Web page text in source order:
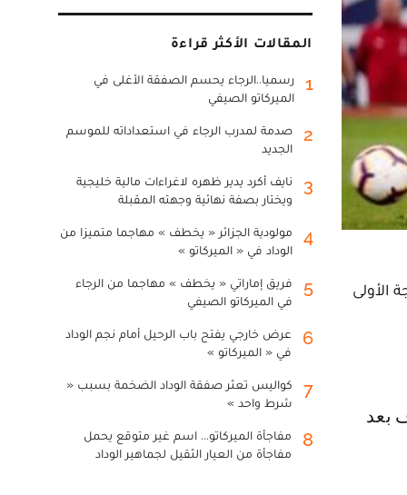
الأولى
المقالات الأكثر قراءة
1
رسميا..الرجاء يحسم الصفقة الأغلى في
الميركاتو الصيفي
2
صدمة لمدرب الرجاء في استعداداته للموسم
الجديد
3
نايف أكرد يدير ظهره لاغراءات مالية خليجية
ويختار بصفة نهائية وجهته المقبلة
4
مولودية الجزائر « يخطف » مهاجما متميزا من
الوداد في « الميركاتو »
5
فريق إماراتي « يخطف » مهاجما من الرجاء
في الميركاتو الصيفي
6
عرض خارجي يفتح باب الرحيل أمام نجم الوداد
في « الميركاتو »
7
كواليس تعثر صفقة الوداد الضخمة بسبب «
شرط واحد »
8
مفاجأة الميركاتو... اسم غير متوقع يحمل
مفاجأة من العيار الثقيل لجماهير الوداد